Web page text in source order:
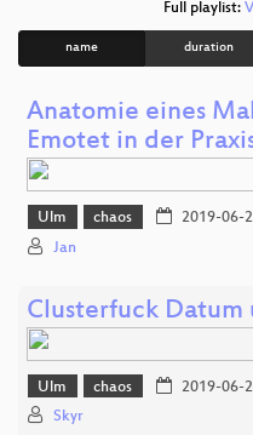
Full playlist:
name duration
Anatomie eines
Emotet in der
Ulm chaos 2019-06-
Jan
Clusterfuck
Ulm chaos 2019-06-
Skyr